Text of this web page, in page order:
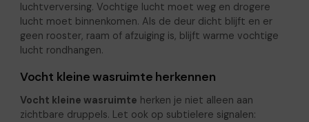
luchtverversing. Vochtige lucht moet weg en drogere
lucht moet binnenkomen. Als de deur dicht blijft en er
geen rooster, raam of afzuiging is, blijft warme vochtige
lucht rondhangen.
Vocht kleine wasruimte herkennen
Vocht kleine wasruimte herken je niet alleen aan
zichtbare druppels. Let ook op subtielere signalen: